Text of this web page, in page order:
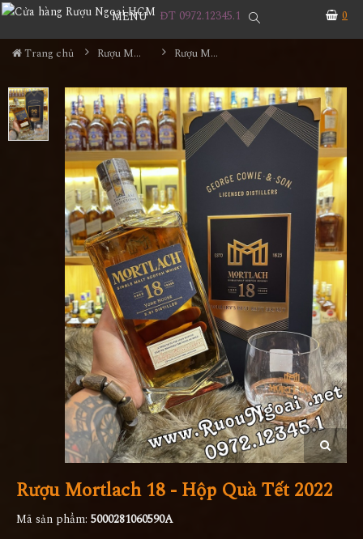
0
MENU ĐT 0972.12345.1
Trang chủ Rượu Mortlach Rượu Mortlach 18 - Hộp Quà Tết 2022
Rượu Mortlach 18 - Hộp Quà Tết 2022
Mã sản phẩm: 5000281060590A